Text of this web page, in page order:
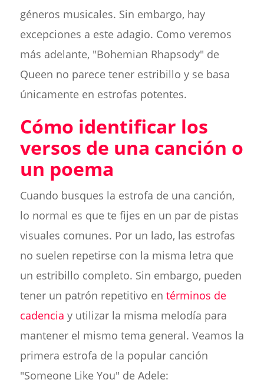
géneros musicales. Sin embargo, hay
excepciones a este adagio. Como veremos
más adelante, "Bohemian Rhapsody" de
Queen no parece tener estribillo y se basa
únicamente en estrofas potentes.
Cómo identificar los
versos de una canción o
un poema
Cuando busques la estrofa de una canción,
lo normal es que te fijes en un par de pistas
visuales comunes. Por un lado, las estrofas
no suelen repetirse con la misma letra que
un estribillo completo. Sin embargo, pueden
tener un patrón repetitivo en términos de
cadencia y utilizar la misma melodía para
mantener el mismo tema general. Veamos la
primera estrofa de la popular canción
"Someone Like You" de Adele: